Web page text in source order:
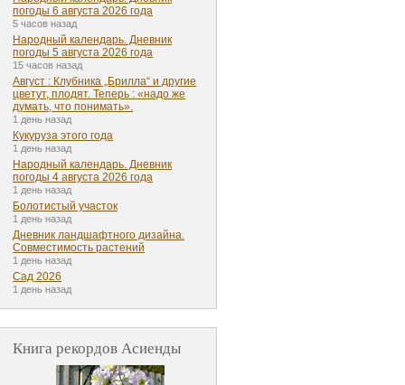
погоды 6 августа 2026 года
5 часов назад
Народный календарь. Дневник
погоды 5 августа 2026 года
15 часов назад
Август : Клубника „Брилла“ и другие
цветут, плодят. Теперь : «надо же
думать, что понимать».
1 день назад
Кукуруза этого года
1 день назад
Народный календарь. Дневник
погоды 4 августа 2026 года
1 день назад
Болотистый участок
1 день назад
Дневник ландшафтного дизайна.
Совместимость растений
1 день назад
Сад 2026
1 день назад
Книга рекордов Асиенды